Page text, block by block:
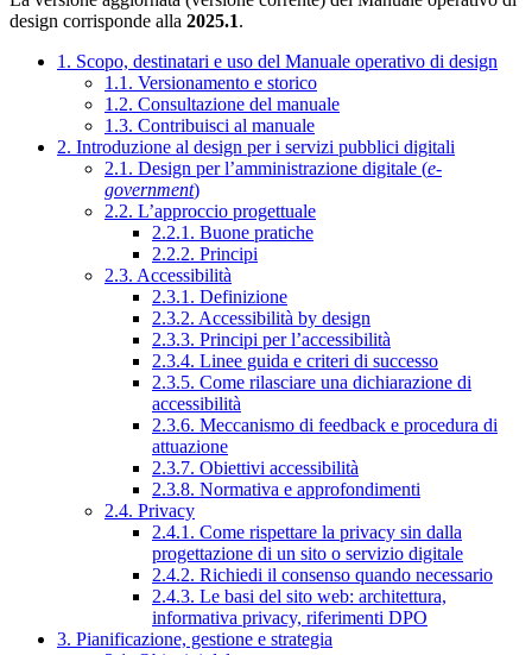
design corrisponde alla 2025.1.
1. Scopo, destinatari e uso del Manuale operativo di design
1.1. Versionamento e storico
1.2. Consultazione del manuale
1.3. Contribuisci al manuale
2. Introduzione al design per i servizi pubblici digitali
2.1. Design per l’amministrazione digitale (e-
government)
2.2. L’approccio progettuale
2.2.1. Buone pratiche
2.2.2. Principi
2.3. Accessibilità
2.3.1. Definizione
2.3.2. Accessibilità by design
2.3.3. Principi per l’accessibilità
2.3.4. Linee guida e criteri di successo
2.3.5. Come rilasciare una dichiarazione di
accessibilità
2.3.6. Meccanismo di feedback e procedura di
attuazione
2.3.7. Obiettivi accessibilità
2.3.8. Normativa e approfondimenti
2.4. Privacy
2.4.1. Come rispettare la privacy sin dalla
progettazione di un sito o servizio digitale
2.4.2. Richiedi il consenso quando necessario
2.4.3. Le basi del sito web: architettura,
informativa privacy, riferimenti DPO
3. Pianificazione, gestione e strategia